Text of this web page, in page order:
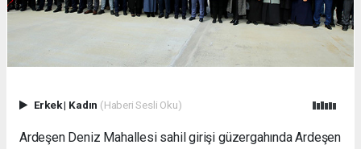
Erkek| Kadın (Haberi Sesli Oku)
Ardeşen Deniz Mahallesi sahil girişi güzergahında Ardeşen